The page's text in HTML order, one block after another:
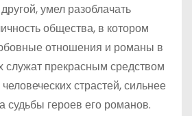
умел разоблачать
общества, в котором
отношения и романы в
служат прекрасным средством
страстей, сильнее
судьбы героев его романов.